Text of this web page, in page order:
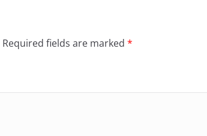
Required fields are marked *